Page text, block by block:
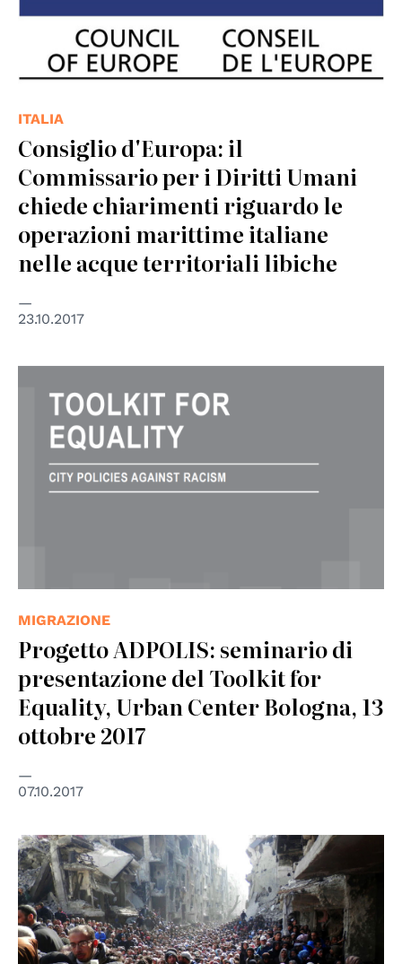
ITALIA
Consiglio d'Europa: il
Commissario per i Diritti Umani
chiede chiarimenti riguardo le
operazioni marittime italiane
nelle acque territoriali libiche
23.10.2017
MIGRAZIONE
Progetto ADPOLIS: seminario di
presentazione del Toolkit for
Equality, Urban Center Bologna, 13
ottobre 2017
07.10.2017